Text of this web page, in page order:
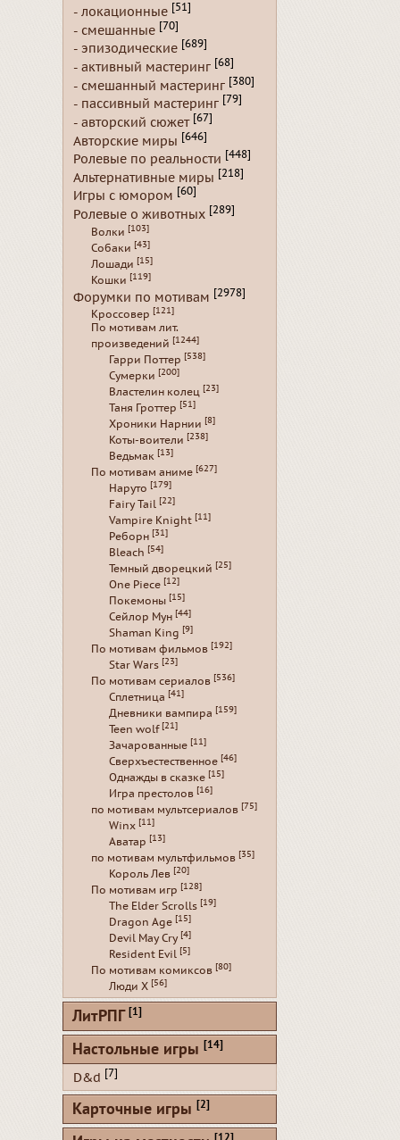
- локационные [51]
- смешанные [70]
- эпизодические [689]
- активный мастеринг [68]
- смешанный мастеринг [380]
- пассивный мастеринг [79]
- авторский сюжет [67]
Авторские миры [646]
Ролевые по реальности [448]
Альтернативные миры [218]
Игры с юмором [60]
Ролевые о животных [289]
Волки [103]
Собаки [43]
Лошади [15]
Кошки [119]
Форумки по мотивам [2978]
Кроссовер [121]
По мотивам лит.
произведений [1244]
Гарри Поттер [538]
Сумерки [200]
Властелин колец [23]
Таня Гроттер [51]
Хроники Нарнии [8]
Коты-воители [238]
Ведьмак [13]
По мотивам аниме [627]
Наруто [179]
Fairy Tail [22]
Vampire Knight [11]
Реборн [31]
Bleach [54]
Темный дворецкий [25]
One Piece [12]
Покемоны [15]
Сейлор Мун [44]
Shaman King [9]
По мотивам фильмов [192]
Star Wars [23]
По мотивам сериалов [536]
Сплетница [41]
Дневники вампира [159]
Teen wolf [21]
Зачарованные [11]
Сверхъестественное [46]
Однажды в сказке [15]
Игра престолов [16]
по мотивам мультсериалов [75]
Winx [11]
Аватар [13]
по мотивам мультфильмов [35]
Король Лев [20]
По мотивам игр [128]
The Elder Scrolls [19]
Dragon Age [15]
Devil May Cry [4]
Resident Evil [5]
По мотивам комиксов [80]
Люди Х [56]
ЛитРПГ [1]
Настольные игры [14]
D&d [7]
Карточные игры [2]